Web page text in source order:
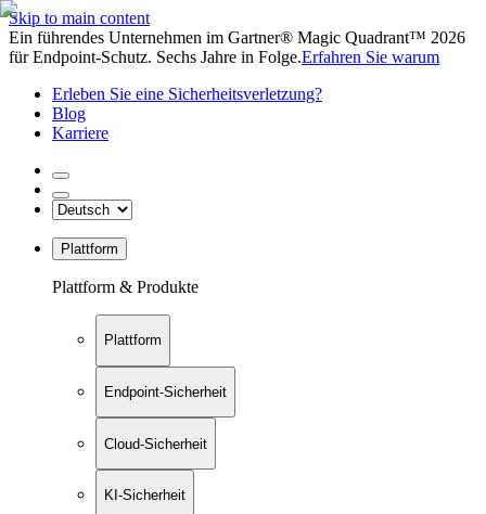
Skip to main content
Ein führendes Unternehmen im Gartner® Magic Quadrant™ 2026
für Endpoint-Schutz. Sechs Jahre in Folge.Erfahren Sie warum
Erleben Sie eine Sicherheitsverletzung?
Blog
Karriere
Plattform
Plattform & Produkte
Plattform
Endpoint-Sicherheit
Cloud-Sicherheit
KI-Sicherheit